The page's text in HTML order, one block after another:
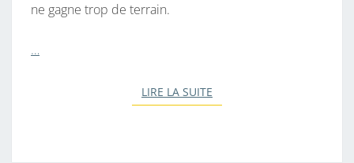
ne gagne trop de terrain.
…
LIRE LA SUITE